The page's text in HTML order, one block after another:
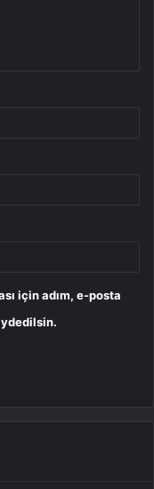
için adım, e-posta